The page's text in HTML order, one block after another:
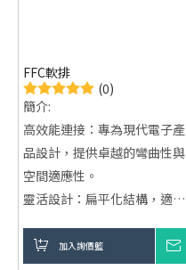
FFC軟排
(0)
簡介:
高效能連接：專為現代電子產
品設計，提供卓越的彎曲性與
空間適應性。
靈活設計：扁平化結構，適應
命。
加入詢價籃